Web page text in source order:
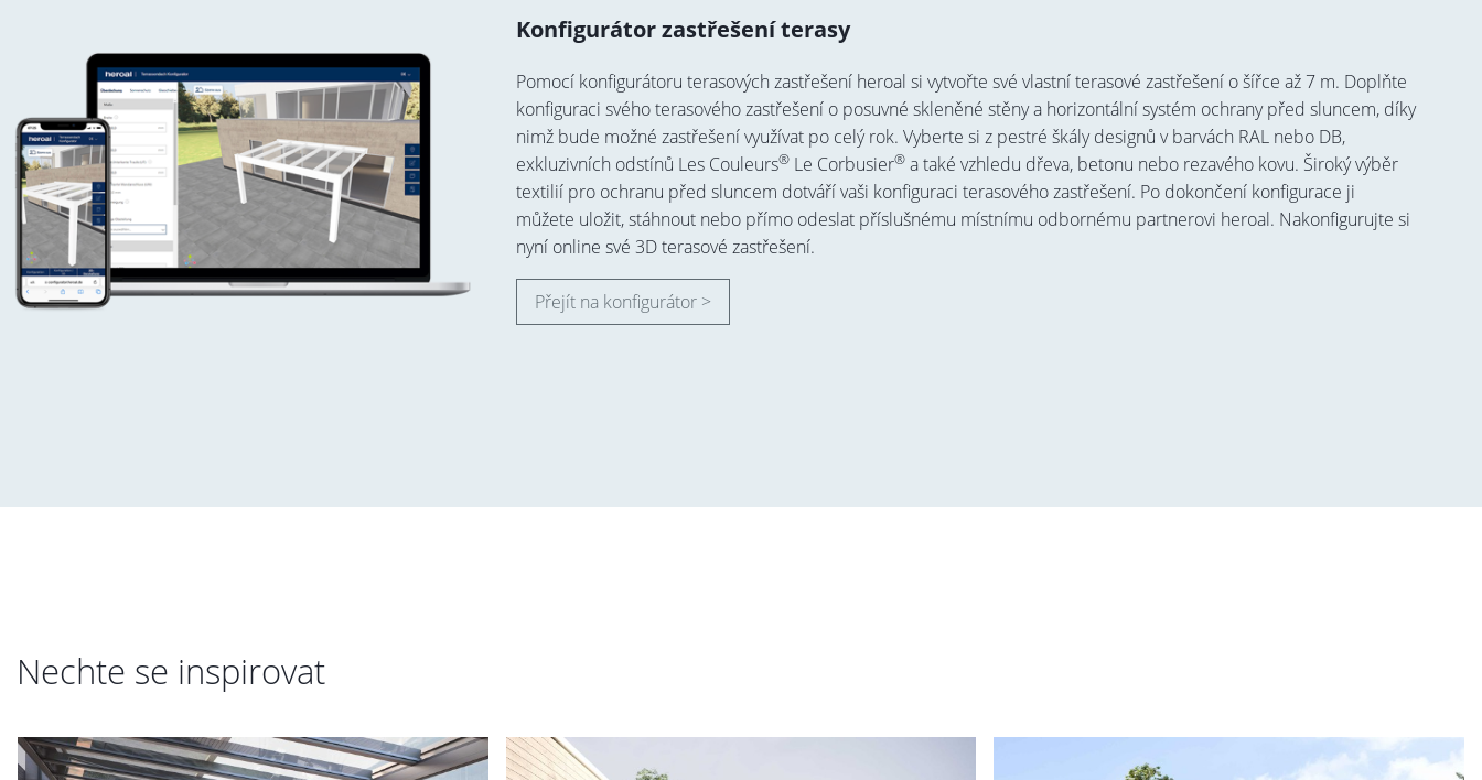
Konfigurátor zastřešení terasy
Pomocí konfigurátoru terasových zastřešení heroal si vytvořte své vlastní terasové zastřešení o šířce až 7 m. Doplňte
konfiguraci svého terasového zastřešení o posuvné skleněné stěny a horizontální systém ochrany před sluncem, díky
nimž bude možné zastřešení využívat po celý rok. Vyberte si z pestré škály designů v barvách RAL nebo DB,
exkluzivních odstínů Les Couleurs®Le Corbusier®a také vzhledu dřeva, betonu nebo rezavého kovu. Široký výběr
textilií pro ochranu před sluncem dotváří vaši konfiguraci terasového zastřešení. Po dokončení konfigurace ji
můžete uložit, stáhnout nebo přímo odeslat příslušnému místnímu odbornému partnerovi heroal. Nakonfigurujte si
nyní online své 3D terasové zastřešení.
Přejít na konfigurátor >
Nechte se inspirovat